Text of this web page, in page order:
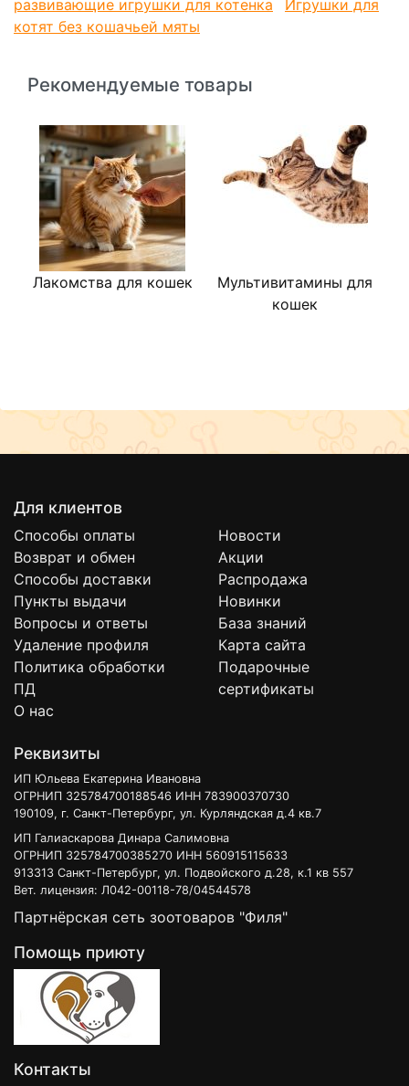
развивающие игрушки для котенка
Игрушки для
котят без кошачьей мяты
Рекомендуемые товары
Лакомства для кошек
Мультивитамины для
кошек
Для клиентов
Способы оплаты
Возврат и обмен
Способы доставки
Пункты выдачи
Вопросы и ответы
Удаление профиля
Политика обработки
ПД
О нас
Новости
Акции
Распродажа
Новинки
База знаний
Карта сайта
Подарочные
сертификаты
Реквизиты
ИП Юльева Екатерина Ивановна
ОГРНИП 325784700188546 ИНН 783900370730
190109, г. Санкт-Петербург, ул. Курляндская д.4 кв.7
ИП Галиаскарова Динара Салимовна
ОГРНИП 325784700385270 ИНН 560915115633
913313 Санкт-Петербург, ул. Подвойского д.28, к.1 кв 557
Вет. лицензия: Л042-00118-78/04544578
Партнёрская сеть зоотоваров "Филя"
Помощь приюту
Контакты